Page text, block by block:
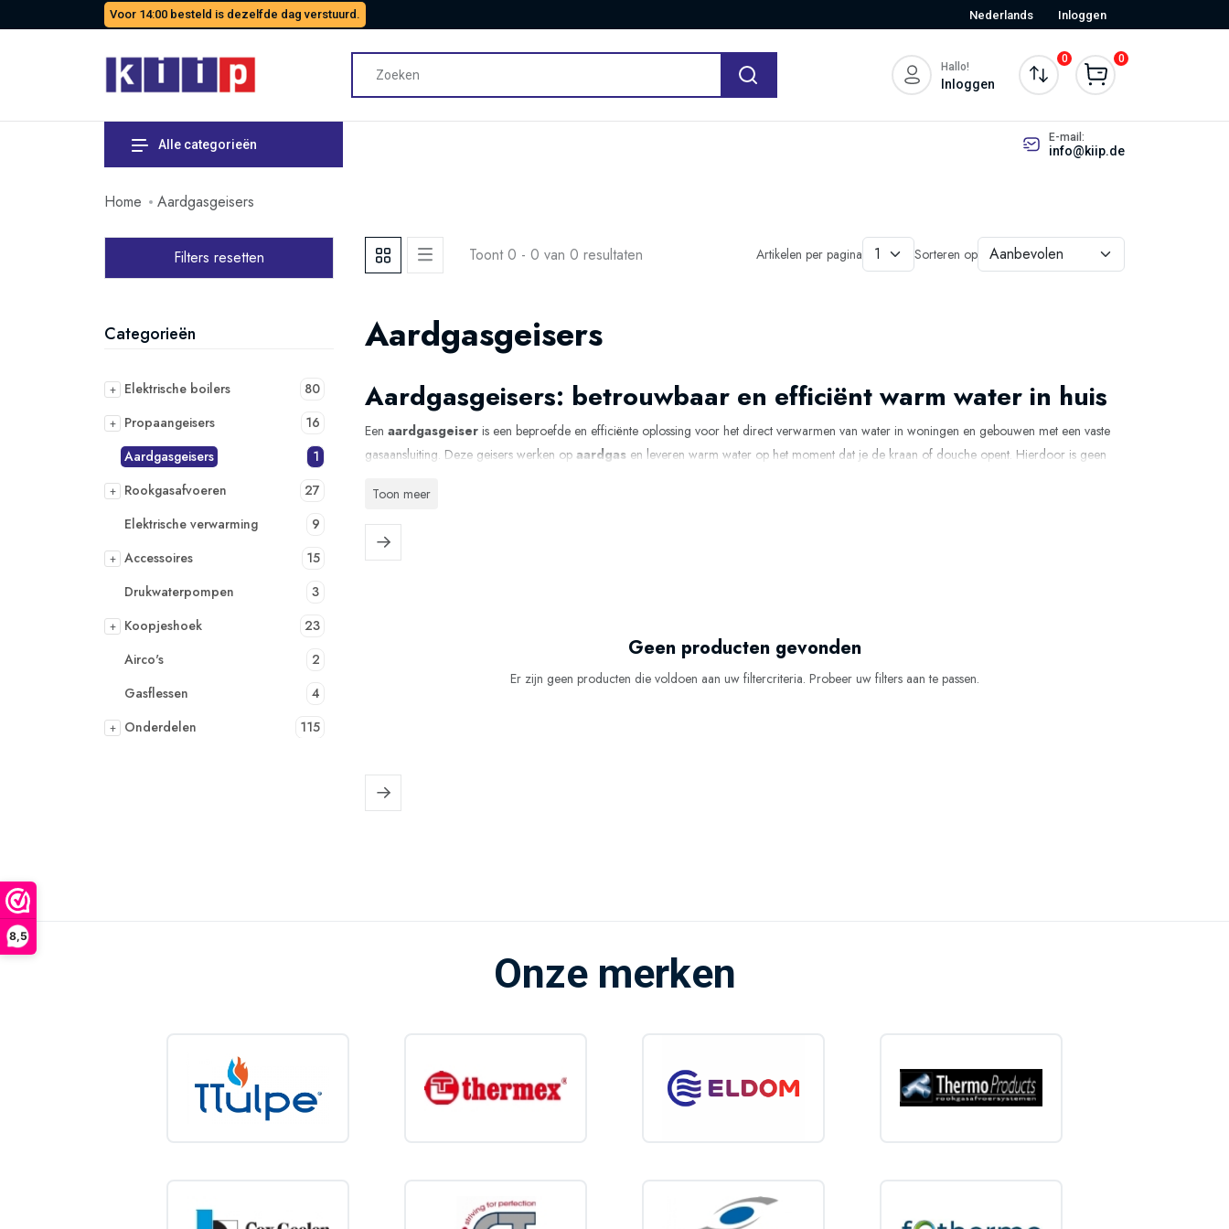
8,5
Voor 14:00 besteld is dezelfde dag verstuurd. Nederlands Inloggen
Hallo!
Inloggen
0 0
Alle categorieën E-mail:
info@kiip.de
Home Aardgasgeisers
Filters resetten
Categorieën
+ Elektrische boilers 80
+ Propaangeisers
16
Aardgasgeisers
1
+ Rookgasafvoeren
27
Elektrische verwarming
9
+ Accessoires
15
Drukwaterpompen
3
+ Koopjeshoek
23
Airco's
2
Gasflessen
4
+ Onderdelen
115
Toont 0 - 0 van 0 resultaten Artikelen per pagina Sorteren op
Aardgasgeisers
Aardgasgeisers: betrouwbaar en efficiënt warm water in huis
Een aardgasgeiser is een beproefde en efficiënte oplossing voor het direct verwarmen van water in woningen en gebouwen met een vaste
gasaansluiting. Deze geisers werken op aardgas en leveren warm water op het moment dat je de kraan of douche opent. Hierdoor is geen
constante warmwatervoorziening belangrijk zijn.
energie-efficiënt
en ruimtebesparend. Moderne aardgasgeisers zijn voorzien
van automatische ontsteking, temperatuurregeling en diverse veiligheidssystemen.
Geschikt voor vaste installaties binnenshuis
een rookgasafvoer of concentrisch afvoersysteem
Dit zorgt voor veilig gebruik en een stabiele watertemperatuur, ook bij wisselende waterdruk.
Toon meer
Geen producten gevonden
Er zijn geen producten die voldoen aan uw filtercriteria. Probeer uw filters aan te passen.
Onze merken